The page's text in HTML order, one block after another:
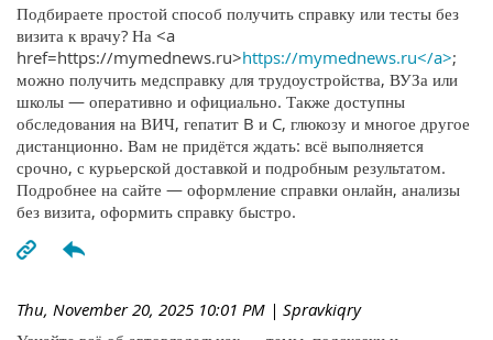
Подбираете простой способ получить справку или тесты без
визита к врачу? На <a
href=https://mymednews.ru>https://mymednews.ru</a>;
можно получить медсправку для трудоустройства, ВУЗа или
школы — оперативно и официально. Также доступны
обследования на ВИЧ, гепатит B и C, глюкозу и многое другое
дистанционно. Вам не придётся ждать: всё выполняется
срочно, с курьерской доставкой и подробным результатом.
Подробнее на сайте — оформление справки онлайн, анализы
без визита, оформить справку быстро.
Thu, November 20, 2025 10:01 PM | Spravkiqry